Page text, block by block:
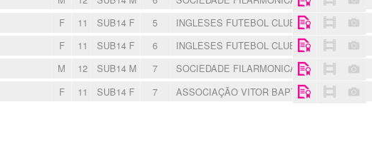
F 11 SUB14 F 5 INGLESES FUTEBOL CLUBE
F 11 SUB14 F 6 INGLESES FUTEBOL CLUBE
M 12 SUB14 M 7 SOCIEDADE FILARMONICA DE APOIO
F 11 SUB14 F 7 ASSOCIAÇÃO VITOR BAPTISTA